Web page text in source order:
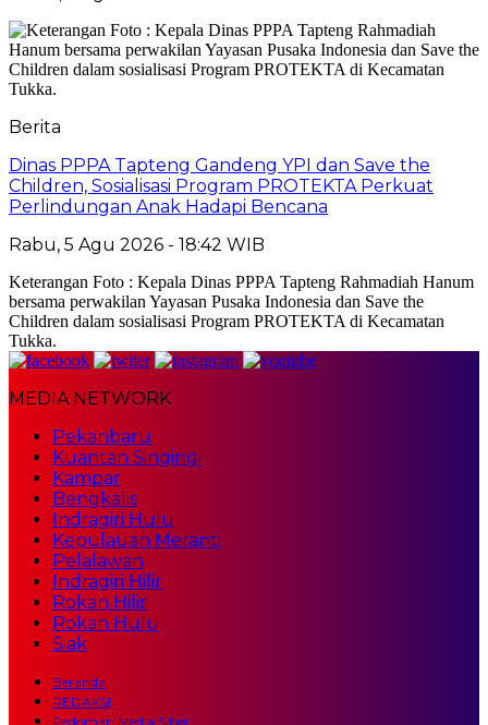
Berita
Dinas PPPA Tapteng Gandeng YPI dan Save the
Children, Sosialisasi Program PROTEKTA Perkuat
Perlindungan Anak Hadapi Bencana
Rabu, 5 Agu 2026 - 18:42 WIB
Keterangan Foto : Kepala Dinas PPPA Tapteng Rahmadiah Hanum
bersama perwakilan Yayasan Pusaka Indonesia dan Save the
Children dalam sosialisasi Program PROTEKTA di Kecamatan
Tukka.
MEDIA NETWORK
Pekanbaru
Kuantan Singingi
Kampar
Bengkalis
Indragiri Hulu
Kepulauan Meranti
Pelalawan
Indragiri Hilir
Rokan Hilir
Rokan Hulu
Siak
Beranda
REDAKSI
Pedoman Media Siber